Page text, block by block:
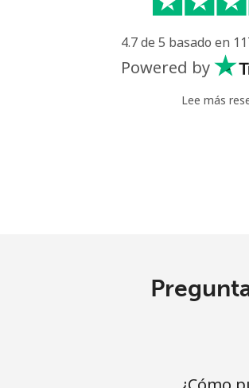
Línea fija
4.7 de 5 basado en
Powered by
Lee más